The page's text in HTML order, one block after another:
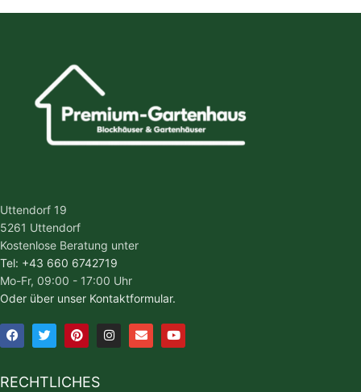
Uttendorf 19
5261 Uttendorf
Kostenlose Beratung unter
Tel: +43 660 6742719
Mo-Fr, 09:00 - 17:00 Uhr
Oder über unser Kontaktformular.
RECHTLICHES